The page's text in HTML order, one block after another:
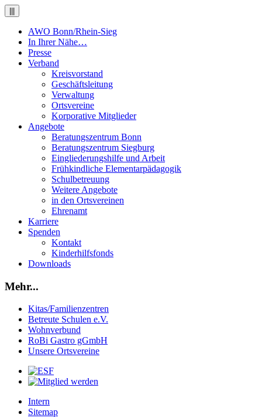
AWO Bonn/Rhein-Sieg
In Ihrer Nähe…
Presse
Verband
Kreisvorstand
Geschäftsleitung
Verwaltung
Ortsvereine
Korporative Mitglieder
Angebote
Beratungszentrum Bonn
Beratungszentrum Siegburg
Eingliederungshilfe und Arbeit
Frühkindliche Elementarpädagogik
Schulbetreuung
Weitere Angebote
in den Ortsvereinen
Ehrenamt
Karriere
Spenden
Kontakt
Kinderhilfsfonds
Downloads
Mehr...
Kitas/Familienzentren
Betreute Schulen e.V.
Wohnverbund
RoBi Gastro gGmbH
Unsere Ortsvereine
Intern
Sitemap